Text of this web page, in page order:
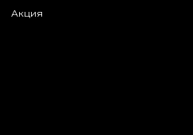
Акция